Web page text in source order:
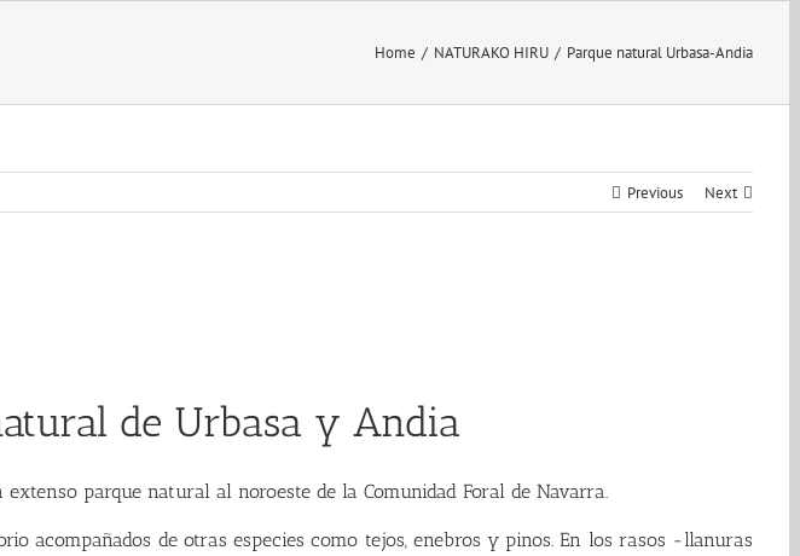
Home / NATURAKO HIRU / Parque natural Urbasa-Andia
Previous Next
de Urbasa y Andia
parque natural al noroeste de la Comunidad Foral de Navarra.
acompañados de otras especies como tejos, enebros y pinos. En los rasos -llanuras